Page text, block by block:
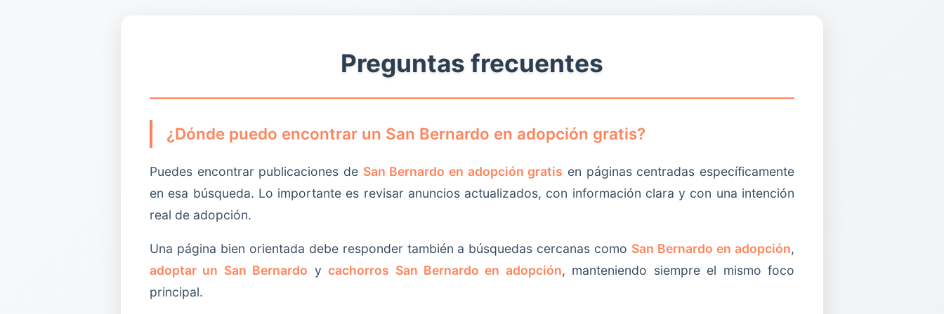
Preguntas frecuentes
¿Dónde puedo encontrar un San Bernardo en adopción gratis?
Puedes encontrar publicaciones de San Bernardo en adopción gratis en páginas centradas específicamente
en esa búsqueda. Lo importante es revisar anuncios actualizados, con información clara y con una intención
real de adopción.
Una página bien orientada debe responder también a búsquedas cercanas como San Bernardo en adopción,
adoptar un San Bernardo ycachorros San Bernardo en adopción, manteniendo siempre el mismo foco
principal.